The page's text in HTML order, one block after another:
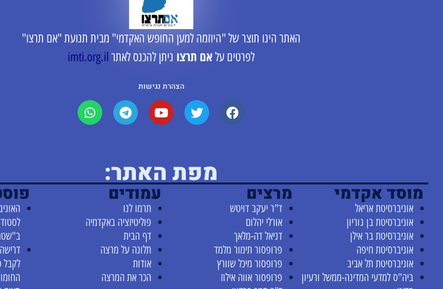
האתר הינו תוצר של "היוזמה למען החופש האקדמי" מבית תנועת "אם תרצו"
לפרטים על אם תרצו ניתן להכנס לאתר imti.org.il
הצהרת נגישות
מפת האתר:
מוסד אקדמי
אוניברסיטת אריאל
אוניברסיטת בן גוריון
אוניברסיטת בר אילן
אוניברסיטת חיפה
אוניברסיטת תל אביב
ביה"ס למדעי המדינה-ממשל ורעיון
מרצים
ד"ר יעקב דויטש
אורלי יהלום
דניאל דה-מלאך
פרופסור תימור מלמד
פרופסור מיכל שוורץ
פרופסור אווה אילוז
עמודים
תרמו לנו
פוליטיזציה באקדמיה
דף הבית
תלונה על מרצה
אודות
הכר את המרצה
לקבל